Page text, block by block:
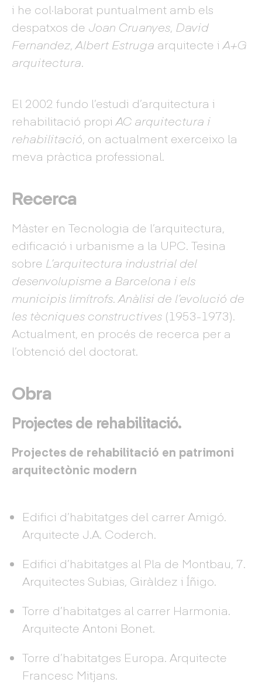
i he col·laborat puntualment amb els
despatxos de Joan Cruanyes, David
Fernandez, Albert Estruga arquitecte i A+G
arquitectura.
El 2002 fundo l’estudi d’arquitectura i
rehabilitació propi AC arquitectura i
rehabilitació, on actualment exerceixo la
meva pràctica professional.
Recerca
Màster en Tecnologia de l’arquitectura,
edificació i urbanisme a la UPC. Tesina
sobre L’arquitectura industrial del
desenvolupisme a Barcelona i els
municipis limítrofs. Anàlisi de l’evolució de
les tècniques constructives (1953-1973).
Actualment, en procés de recerca per a
l’obtenció del doctorat.
Obra
Projectes de rehabilitació.
Projectes de rehabilitació en patrimoni
arquitectònic modern
Edifici d’habitatges del carrer Amigó.
Arquitecte J.A. Coderch.
Edifici d’habitatges al Pla de Montbau, 7.
Arquitectes Subias, Giràldez i Íñigo.
Torre d’habitatges al carrer Harmonia.
Arquitecte Antoni Bonet.
Torre d’habitatges Europa. Arquitecte
Francesc Mitjans.